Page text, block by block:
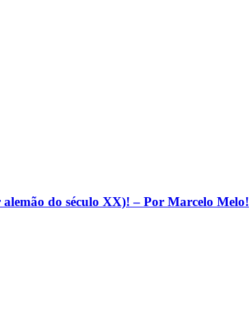
do século XX)! – Por Marcelo Melo!